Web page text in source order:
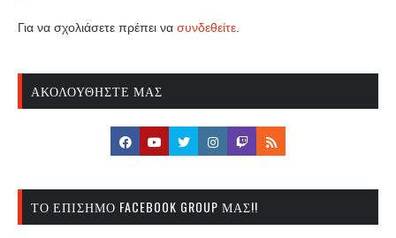
Για να σχολιάσετε πρέπει να συνδεθείτε
ΑΚΟΛΟΥΘΉΣΤΕ ΜΑΣ
ΤΟ ΕΠΊΣΗΜΟ FACEBOOK GROUP ΜΑΣ!!